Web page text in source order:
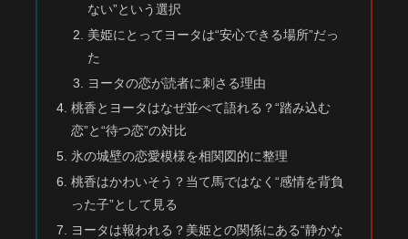
ない”という選択
美姫にとってヨータは“安心できる場所”だっ
た
ヨータの恋が読者に刺さる理由
桃香とヨータはなぜ並べて語れる？“踏み込む
恋”と“待つ恋”の対比
氷の城壁の恋愛模様を相関図的に整理
桃香はかわいそう？当て馬ではなく“感情を背負
った子”として見る
ヨータは報われる？美姫との関係にある“静かな